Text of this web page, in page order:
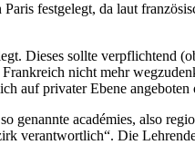
festgelegt, da laut
Dieses sollte verpflichtend
nicht mehr
auf privater Ebene
académies, also
verantwortlich“. Die